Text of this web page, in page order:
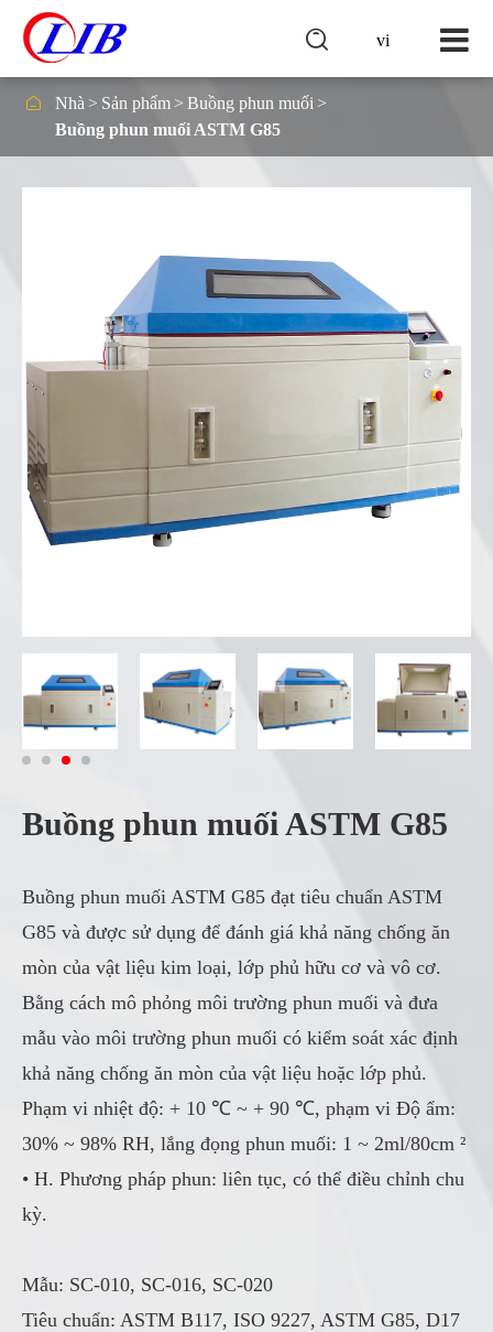
vi

 Nhà Sản phẩm
Buồng phun muối
Buồng phun muối ASTM G85
Buồng phun muối ASTM G85
Buồng phun muối ASTM G85 đạt tiêu chuẩn ASTM
G85 và được sử dụng để đánh giá khả năng chống ăn
mòn của vật liệu kim loại, lớp phủ hữu cơ và vô cơ.
Bằng cách mô phỏng môi trường phun muối và đưa
mẫu vào môi trường phun muối có kiểm soát xác định
khả năng chống ăn mòn của vật liệu hoặc lớp phủ.
Phạm vi nhiệt độ: + 10 ℃ ~ + 90 ℃, phạm vi Độ ẩm:
30% ~ 98% RH, lắng đọng phun muối: 1 ~ 2ml/80cm ²
• H. Phương pháp phun: liên tục, có thể điều chỉnh chu
kỳ.
Mẫu: SC-010, SC-016, SC-020
Tiêu chuẩn: ASTM B117, ISO 9227, ASTM G85, D17